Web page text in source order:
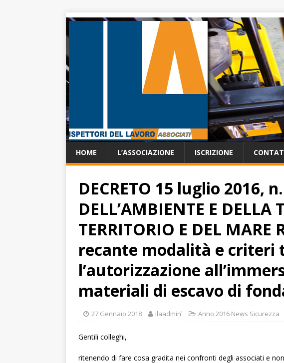
HOME L’ASSOCIAZIONE ISCRIZIONE
DECRETO 15 luglio 2016,
DELL’AMBIENTE E DELLA
TERRITORIO E DEL
recante modalità e criteri
l’autorizzazione
materiali di escavo di
27 Gennaio 2018 ilaadminʹ Anno 2016 News Sicurezza
Gentili colleghi,
ritenendo di fare cosa gradita nei confronti degli associati e